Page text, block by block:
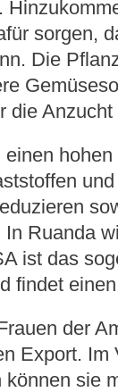
sorgen,
Die
die
Ruanda
ist das
findet
der
Export. Im
sie